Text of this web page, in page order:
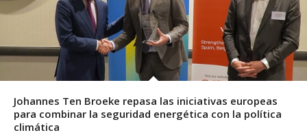
Johannes Ten Broeke repasa las iniciativas europeas
para combinar la seguridad energética con la política
climática